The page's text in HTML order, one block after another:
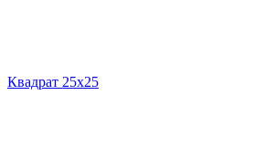
Квадрат 25х25